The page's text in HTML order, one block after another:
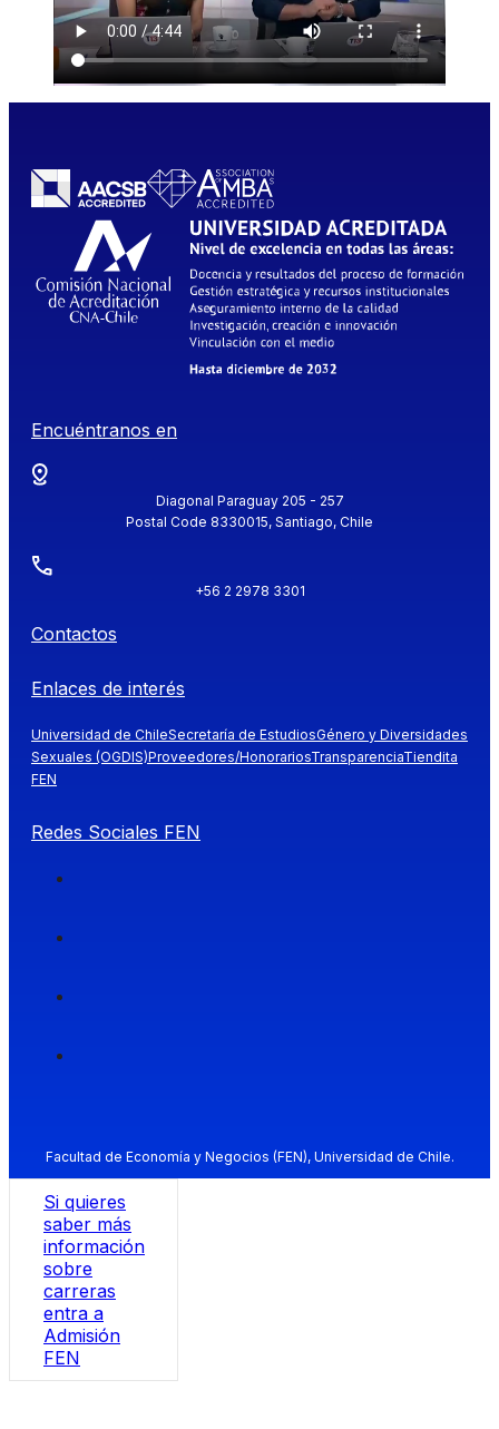
Encuéntranos en
Diagonal Paraguay 205 - 257
Postal Code 8330015, Santiago, Chile
+56 2 2978 3301
Contactos
Enlaces de interés
Universidad de ChileSecretaría de EstudiosGénero y Diversidades
Sexuales (OGDIS)Proveedores/HonorariosTransparenciaTiendita
FEN
Redes Sociales FEN
Facultad de Economía y Negocios (FEN), Universidad de Chile.
Si quieres
saber más
información
sobre
carreras
entra a
Admisión
FEN